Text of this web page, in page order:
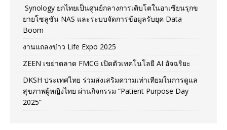
Synology ยกไทยเป็นศูนย์กลางการเติบโตในอาเซียนรุกข
ยายโซลูชัน NAS และระบบจัดการข้อมูลรับยุค Data
Boom
งานแถลงข่าว Life Expo 2025
ZEEN เขย่าตลาด FMCG เปิดตัวเทคโนโลยี AI อัจฉริยะ
DKSH ประเทศไทย ร่วมส่งเสริมความเท่าเทียมในการดูแล
สุขภาพผู้หญิงไทย ผ่านกิจกรรม “Patient Purpose Day
2025”